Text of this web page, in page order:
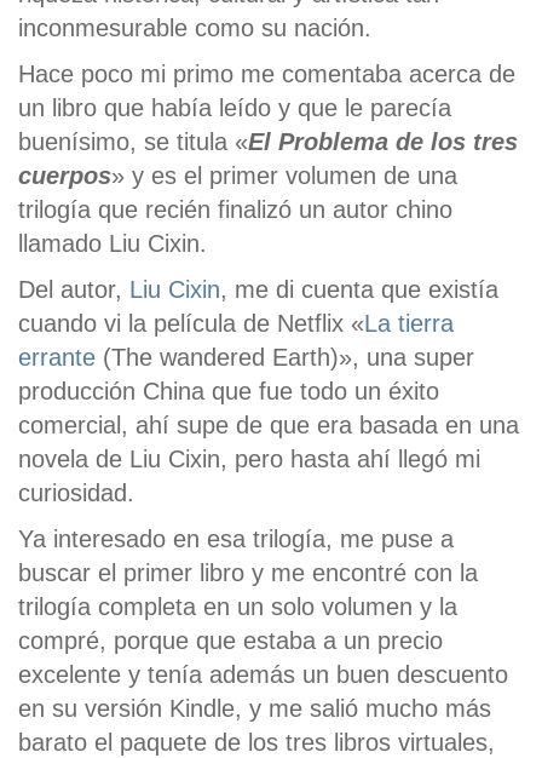
inconmesurable como su nación.
Hace poco mi primo me comentaba acerca de
un libro que había leído y que le parecía
buenísimo, se titula «El Problema de los tres
cuerpos» y es el primer volumen de una
trilogía que recién finalizó un autor chino
llamado Liu Cixin.
Del autor, Liu Cixin, me di cuenta que existía
cuando vi la película de Netflix «La tierra
errante (The wandered Earth)», una super
producción China que fue todo un éxito
comercial, ahí supe de que era basada en una
novela de Liu Cixin, pero hasta ahí llegó mi
curiosidad.
Ya interesado en esa trilogía, me puse a
buscar el primer libro y me encontré con la
trilogía completa en un solo volumen y la
compré, porque que estaba a un precio
excelente y tenía además un buen descuento
en su versión Kindle, y me salió mucho más
barato el paquete de los tres libros virtuales,